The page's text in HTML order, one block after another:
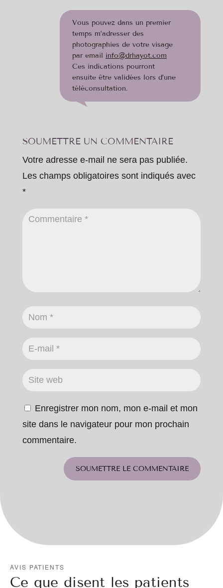
Vous pouvez dans un premier
temps m’adresser des
photographies de votre visage
par email info@drhayot.com
Ces indications pourront
ensuite être validées lors d’une
téléconsultation.
SOUMETTRE UN COMMENTAIRE
Votre adresse e-mail ne sera pas publiée.
Les champs obligatoires sont indiqués avec
*
Enregistrer mon nom, mon e-mail et mon
site dans le navigateur pour mon prochain
commentaire.
SOUMETTRE LE COMMENTAIRE
AVIS PATIENTS
Ce que disent les patients